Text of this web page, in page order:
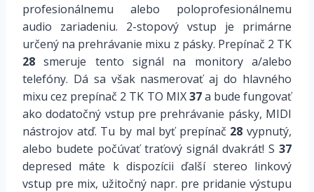
profesionálnemu alebo poloprofesionálnemu
audio zariadeniu. 2-stopový vstup je primárne
určený na prehrávanie mixu z pásky. Prepínač 2 TK
28 smeruje tento signál na monitory a/alebo
telefóny. Dá sa však nasmerovať aj do hlavného
mixu cez prepínač 2 TK TO MIX37a bude fungovať
ako dodatočný vstup pre prehrávanie pásky, MIDI
nástrojov atď. Tu by mal byť prepínač 28 vypnutý,
alebo budete počúvať traťový signál dvakrát! S 37
depresed máte k dispozícii ďalší stereo linkový
vstup pre mix, užitočný napr. pre pridanie výstupu